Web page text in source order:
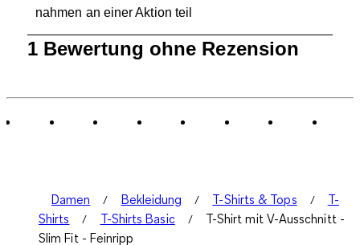
nahmen an einer Aktion teil
von
1 Bewertung ohne Rezension
Damen Bekleidung T-Shirts & Tops
T-
Shirts
T-Shirts Basic
T-Shirt mit V-Ausschnitt -
Slim Fit - Feinripp